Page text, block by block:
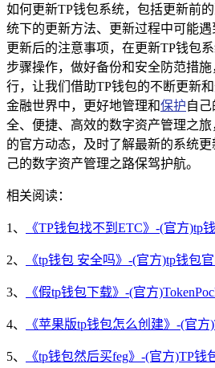
如何更新TP钱包系统，包括更新前
统下的更新方法、更新过程中可能
更新后的注意事项，在更新TP钱包
步骤操作，做好备份和安全防范措
行，让我们借助TP钱包的不断更新
金融世界中，更好地管理和保护 自
全、便捷、高效的数字资产管理之
的官方动态，及时了解最新的系统
己的数字资产管理之路保驾护航。
相关阅读：
1、 《TP钱包找不到ETC》-(官方)tp
2、 《tp钱包 安全吗》-(官方)tp钱包
3、 《假tp钱包下载》-(官方
4、 《苹果版tp钱包怎么创建》-(官
5、 《tp钱包然后买feg》-(官方)TP钱